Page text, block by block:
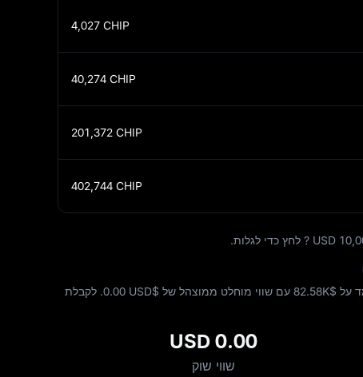
4,027 CHIP
40,274 CHIP
201,372 CHIP
402,744 CHIP
שינוי ב-24 השעות האחרונות. נפח המסחר ב-24 השעות האחרונות עומד על $‎82.58K עם שווי מוחלט ממוצהל של $‎0.00 USD. לקבלת
0.00 USD
שווי שוק